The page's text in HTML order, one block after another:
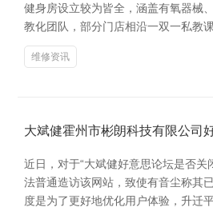
健身房设立较为皆全，涵盖有氧器械
教化团队，部分门店相沿一双一私教
维修资讯
大斌健霍州市彬朗科技有限公司
近日，对于“大斌健好意思论坛是否
法普通造访该网站，致使有音尘称其
度是为了更好地优化用户体验，升迁